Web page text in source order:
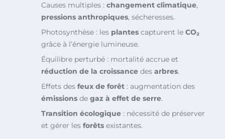
Causes multiples : changement climatique,
pressions anthropiques, sécheresses.
Photosynthèse : les plantes capturent le CO₂
grâce à l’énergie lumineuse.
Équilibre perturbé : mortalité accrue et
réduction de la croissance des arbres.
Effets des feux de forêt : augmentation des
émissions de gaz à effet de serre.
Transition écologique : nécessité de préserver
et gérer les forêts existantes.